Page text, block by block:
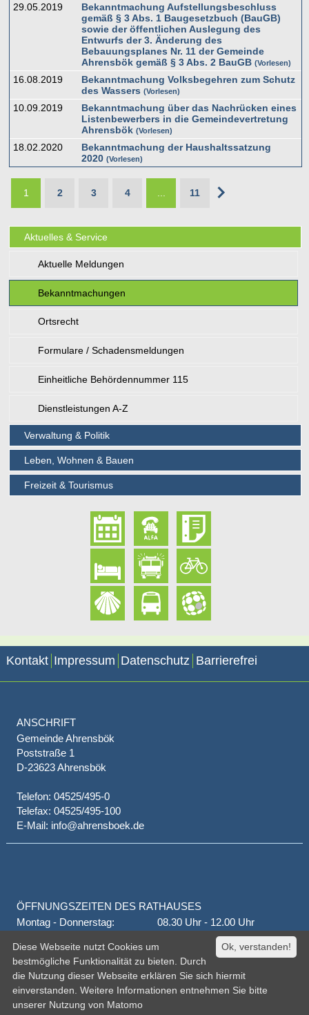
29.05.2019
Bekanntmachung Aufstellungsbeschluss
gemäß § 3 Abs. 1 Baugesetzbuch (BauGB)
sowie der öffentlichen Auslegung des
Entwurfs der 3. Änderung des
Bebauungsplanes Nr. 11 der Gemeinde
Ahrensbök gemäß § 3 Abs. 2 BauGB
Vorlesen
16.08.2019
Bekanntmachung Volksbegehren zum Schutz
des Wassers
Vorlesen
10.09.2019
Bekanntmachung über das Nachrücken eines
Listenbewerbers in die Gemeindevertretung
Ahrensbök
Vorlesen
18.02.2020
Bekanntmachung der Haushaltssatzung
2020
Vorlesen
1 2 3 4 11
Aktuelles & Service
Aktuelle Meldungen
Bekanntmachungen
Ortsrecht
Formulare / Schadensmeldungen
Einheitliche Behördennummer 115
Dienstleistungen A-Z
Verwaltung & Politik
Leben, Wohnen & Bauen
Freizeit & Tourismus
Kontakt Impressum Datenschutz Barrierefrei
ANSCHRIFT
Gemeinde Ahrensbök
Poststraße 1
D-23623 Ahrensbök
Telefon: 04525/495-0
Telefax: 04525/495-100
E-Mail: info@ahrensboek.de
ÖFFNUNGSZEITEN DES RATHAUSES
Montag - Donnerstag:
08.30 Uhr - 12.00 Uhr
14.00 Uhr - 18.00 Uhr
jeden 1. und 3. Montag
16.00 Uhr - 18.00 Uhr
Freitag
geschlossen
oder nach Vereinbarung
Ok, verstanden!
Diese Webseite nutzt Cookies um
bestmögliche Funktionalität zu bieten. Durch
die Nutzung dieser Webseite erklären Sie sich hiermit
einverstanden. Weitere Informationen entnehmen Sie bitte
unserer Nutzung von Matomo